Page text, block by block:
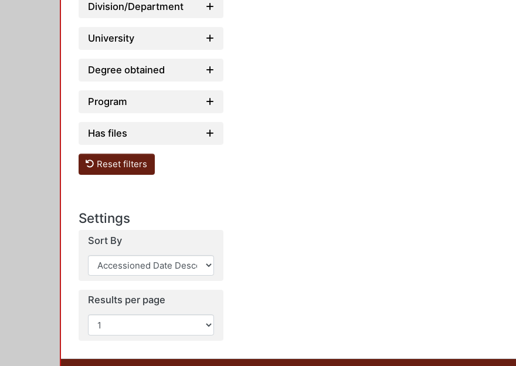
Division/Department
University
Degree obtained
Program
Has files
Reset filters
Settings
Sort By
Results per page